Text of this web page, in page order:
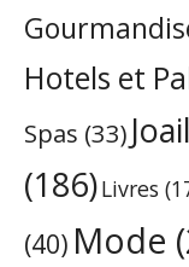
Hotels et
Spas (33)
(186)Livres
(40) Mode